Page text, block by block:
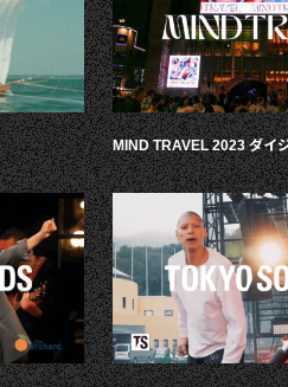
MIND TRAVEL 2023 ダイ